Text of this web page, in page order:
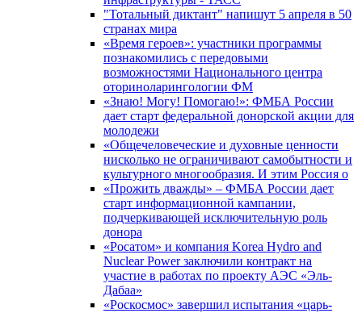
"Тотальный диктант" напишут 5 апреля в 50
странах мира
«Время героев»: участники программы
познакомились с передовыми
возможностями Национального центра
оториноларингологии ФМ
«Знаю! Могу! Помогаю!»: ФМБА России
дает старт федеральной донорской акции для
молодежи
«Общечеловеческие и духовные ценности
нисколько не ограничивают самобытности и
культурного многообразия. И этим Россия о
«Прожить дважды» – ФМБА России дает
старт информационной кампании,
подчеркивающей исключительную роль
донора
«Росатом» и компания Korea Hydro and
Nuclear Power заключили контракт на
участие в работах по проекту АЭС «Эль-
Дабаа»
«Роскосмос» завершил испытания «царь-